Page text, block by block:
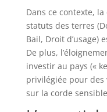
Dans ce contexte,
statuts des terres
Bail, Droit d’usage)
De plus,
investir au pays («
privilégiée pour
sur la corde